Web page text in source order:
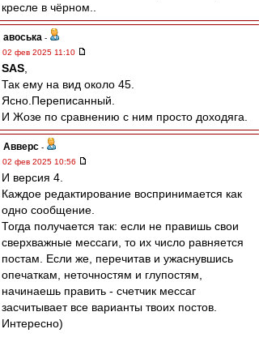
кресле в чёрном..
авоська -
02 фев 2025 11:10
SAS
Так ему на вид около 45.
Ясно.Переписанный.
И Жозе по сравнению с ним просто доходяга.
Авверс -
02 фев 2025 10:56
И версия 4.
Каждое редактирование воспринимается как
одно сообщение.
Тогда получается так: если не правишь свои
сверхважные мессаги, то их число равняется
постам. Если же, перечитав и ужаснувшись
опечаткам, неточностям и глупостям,
начинаешь править - счетчик мессаг
засчитывает все варианты твоих постов.
Интересно)